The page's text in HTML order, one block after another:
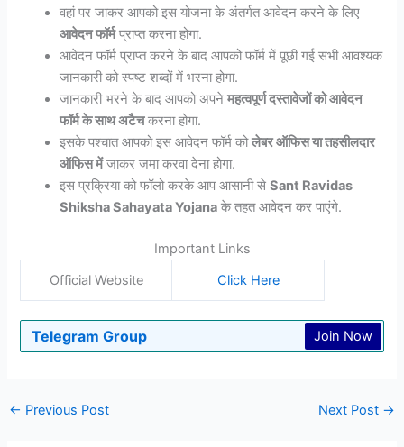
वहां पर जाकर आपको इस योजना के अंतर्गत आवेदन करने के लिए
आवेदन फॉर्मप्राप्त करना होगा.
आवेदन फॉर्म प्राप्त करने के बाद आपको फॉर्म में पूछी गई सभी आवश्यक
जानकारी को स्पष्ट शब्दों में भरना होगा.
जानकारी भरने के बाद आपको अपनेमहत्वपूर्ण दस्तावेजों को आवेदन
फॉर्म के साथ अटैचकरना होगा.
इसके पश्चात आपको इस आवेदन फॉर्म कोलेबर ऑफिस या तहसीलदार
ऑफिस मेंजाकर जमा करवा देना होगा.
इस प्रक्रिया को फॉलो करके आप आसानी सेSant Ravidas
Shiksha Sahayata Yojana के तहत आवेदन कर पाएंगे.
Important Links
Official Website
Click Here
Telegram Group Join Now
← Previous Post Next Post →